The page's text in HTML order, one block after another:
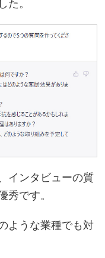
た。
インタビューの質
秀です。
ような業種でも対